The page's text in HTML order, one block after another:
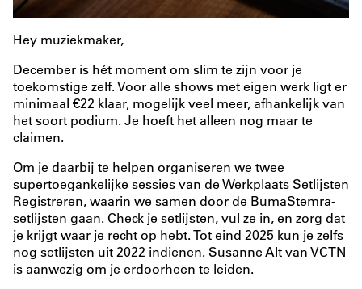
Hey muziekmaker,
December is hét moment om slim te zijn voor je
toekomstige zelf. Voor alle shows met eigen werk ligt er
minimaal €22 klaar, mogelijk veel meer, afhankelijk van
het soort podium. Je hoeft het alleen nog maar te
claimen.
Om je daarbij te helpen organiseren we twee
supertoegankelijke sessies van de Werkplaats Setlijsten
Registreren, waarin we samen door de BumaStemra-
setlijsten gaan. Check je setlijsten, vul ze in, en zorg dat
je krijgt waar je recht op hebt. Tot eind 2025 kun je zelfs
nog setlijsten uit 2022 indienen. Susanne Alt van VCTN
is aanwezig om je erdoorheen te leiden.